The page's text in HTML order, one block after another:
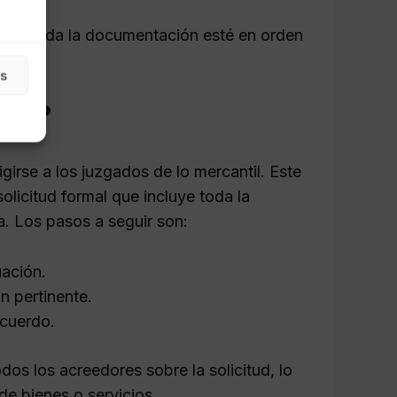
toda la documentación esté en orden
a los juzgados de lo mercantil. Este
formal que incluye toda la
Los pasos a seguir son:
pertinente.
los acreedores sobre la solicitud, lo